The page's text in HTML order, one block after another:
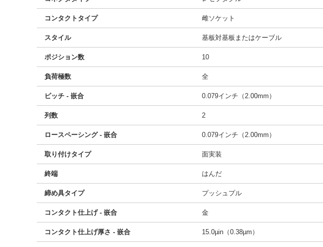
コンタクトタイプ 雌ソケット
スタイル 基板対基板またはケーブル
ポジション数 10
負荷極数 全
ピッチ - 嵌合 0.079インチ（2.00mm）
列数 2
ロースペーシング - 嵌合 0.079インチ（2.00mm）
取り付けタイプ 面実装
終端 はんだ
締め具タイプ プッシュプル
コンタクト仕上げ - 嵌合 金
コンタクト仕上げ厚さ - 嵌合 15.0µin（0.38µm）